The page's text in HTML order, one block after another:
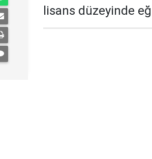
lisans düzeyinde